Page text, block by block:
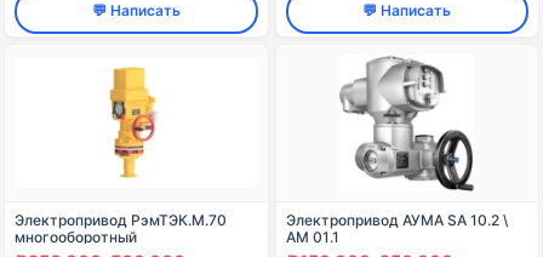
💬 Написать 💬 Написать
Электропривод РэмТЭК.М.70
многооборотный
Электропривод АУМА SA 10.2 \
AM 01.1